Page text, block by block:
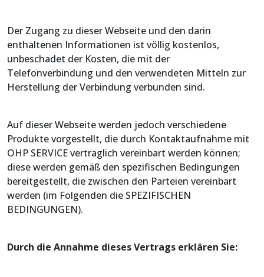
Der Zugang zu dieser Webseite und den darin
enthaltenen Informationen ist völlig kostenlos,
unbeschadet der Kosten, die mit der
Telefonverbindung und den verwendeten Mitteln zur
Herstellung der Verbindung verbunden sind.
Auf dieser Webseite werden jedoch verschiedene
Produkte vorgestellt, die durch Kontaktaufnahme mit
OHP SERVICE vertraglich vereinbart werden können;
diese werden gemäß den spezifischen Bedingungen
bereitgestellt, die zwischen den Parteien vereinbart
werden (im Folgenden die SPEZIFISCHEN
BEDINGUNGEN).
Durch die Annahme dieses Vertrags erklären Sie: